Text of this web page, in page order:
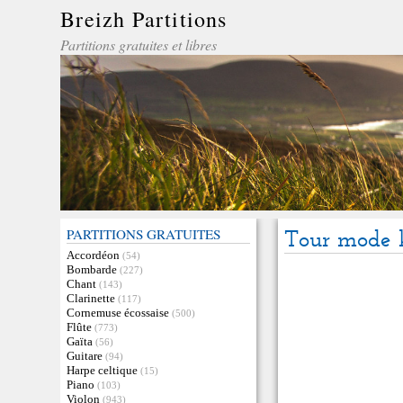
Breizh Partitions
Partitions gratuites et libres
PARTITIONS GRATUITES
Accordéon (54)
Bombarde (227)
Chant (143)
Clarinette (117)
Cornemuse écossaise (500)
Flûte (773)
Gaïta (56)
Guitare (94)
Harpe celtique (15)
Piano (103)
Violon (943)
Tour mode